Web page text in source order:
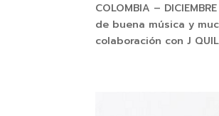
COLOMBIA –
de buena música y
colaboración con J